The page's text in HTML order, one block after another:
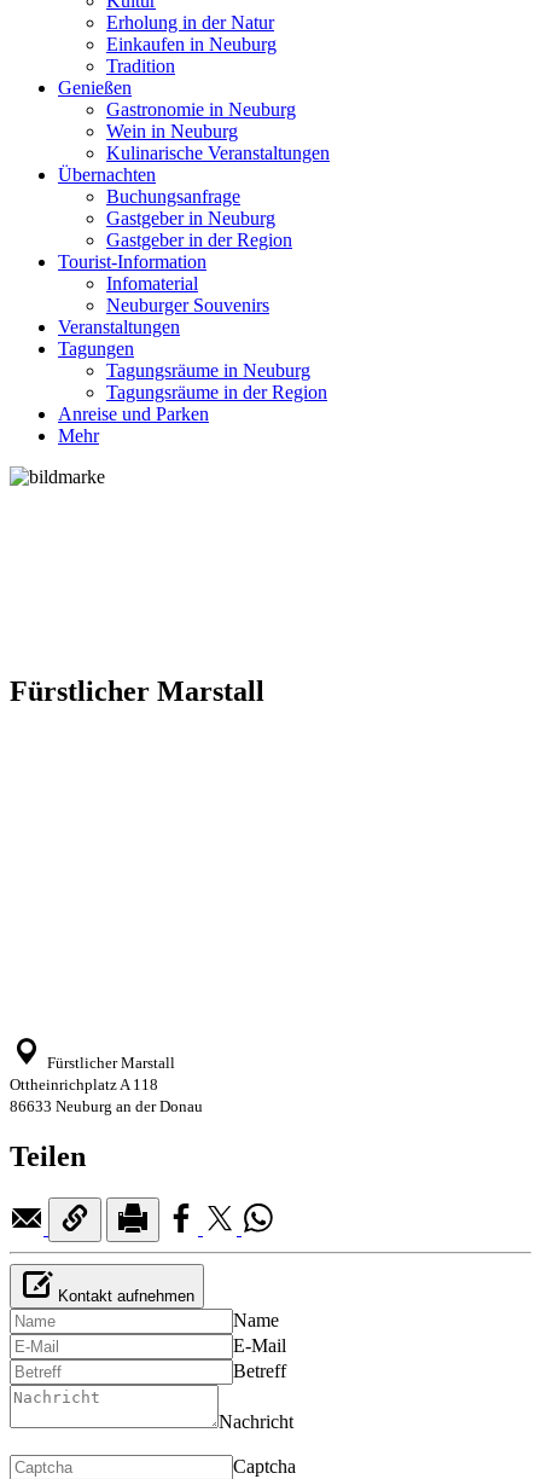
Erholung in der Natur
Einkaufen in Neuburg
Tradition
Genießen
Gastronomie in Neuburg
Wein in Neuburg
Kulinarische Veranstaltungen
Übernachten
Buchungsanfrage
Gastgeber in Neuburg
Gastgeber in der Region
Tourist-Information
Infomaterial
Neuburger Souvenirs
Veranstaltungen
Tagungen
Tagungsräume in Neuburg
Tagungsräume in der Region
Anreise und Parken
Mehr
Fürstlicher Marstall
Fürstlicher Marstall
Ottheinrichplatz A 118
86633 Neuburg an der Donau
Teilen
Kontakt aufnehmen
Name
E-Mail
Betreff
Nachricht
Captcha